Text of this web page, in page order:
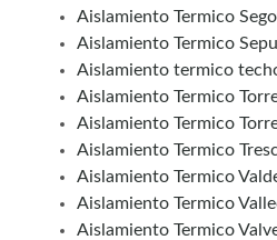
Aislamiento Termico
Aislamiento Termico
Aislamiento termico
Aislamiento Termico
Aislamiento Termico
Aislamiento Termico
Aislamiento Termico
Aislamiento Termico
Aislamiento Termico